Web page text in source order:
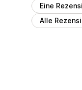
Eine
Alle